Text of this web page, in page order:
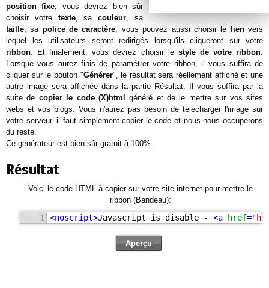
position fixe, vous devrez bien sûr
choisir votre texte, sacouleur, sa
taille, sa police de caractère, vous pouvez aussi choisir le lienvers
lequel les utilisateurs seront redirigés lorsqu'ils cliqueront sur votre
ribbon. Et finalement, vous devrez choisir le style de votre ribbon.
Lorsque vous aurez finis de paramétrer votre ribbon, il vous suffira de
cliquer sur le bouton "Générer", le résultat sera réellement affiché et une
autre image sera affichée dans la partie Résultat. Il vous suffira par la
suite de copier le code (X)html
généré et de le mettre sur vos sites
webs et vos blogs. Vous n'aurez pas besoin de télécharger l'image sur
votre serveur, il faut simplement copier le code et nous nous occuperons
du reste.
Ce générateur est bien sûr gratuit à 100%
Résultat
Voici le code HTML à copier sur votre site internet pour mettre le
ribbon (Bandeau):
1 <noscript>Javascript is disable - <a href=